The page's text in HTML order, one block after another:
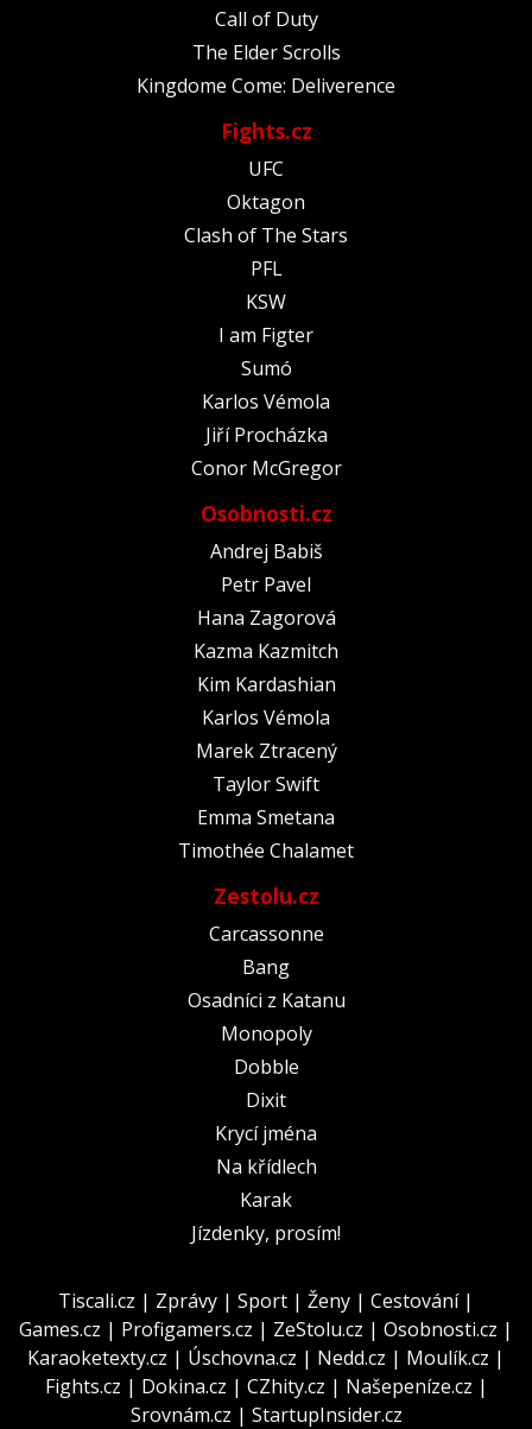
Call of Duty
The Elder Scrolls
Kingdome Come: Deliverence
Fights.cz
UFC
Oktagon
Clash of The Stars
PFL
KSW
I am Figter
Sumó
Karlos Vémola
Jiří Procházka
Conor McGregor
Osobnosti.cz
Andrej Babiš
Petr Pavel
Hana Zagorová
Kazma Kazmitch
Kim Kardashian
Karlos Vémola
Marek Ztracený
Taylor Swift
Emma Smetana
Timothée Chalamet
Zestolu.cz
Carcassonne
Bang
Osadníci z Katanu
Monopoly
Dobble
Dixit
Krycí jména
Na křídlech
Karak
Jízdenky, prosím!
Tiscali.cz | Zprávy | Sport | Ženy | Cestování|
Games.cz | Profigamers.cz | ZeStolu.cz | Osobnosti.cz |
Karaoketexty.cz | Úschovna.cz | Nedd.cz | Moulík.cz |
Fights.cz | Dokina.cz | CZhity.cz | Našepeníze.cz |
Srovnám.cz | StartupInsider.cz